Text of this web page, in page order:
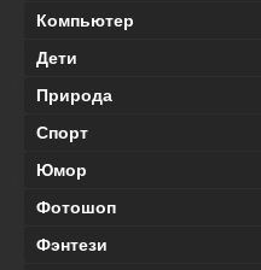
Компьютер
Дети
Природа
Спорт
Юмор
Фотошоп
Фэнтези